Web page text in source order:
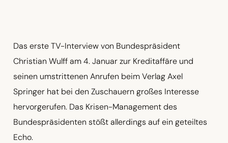
Das erste TV-Interview von Bundespräsident
Christian Wulff am 4. Januar zur Kreditaffäre und
seinen umstrittenen Anrufen beim Verlag Axel
Springer hat bei den Zuschauern großes Interesse
hervorgerufen. Das Krisen-Management des
Bundespräsidenten stößt allerdings auf ein geteiltes
Echo.